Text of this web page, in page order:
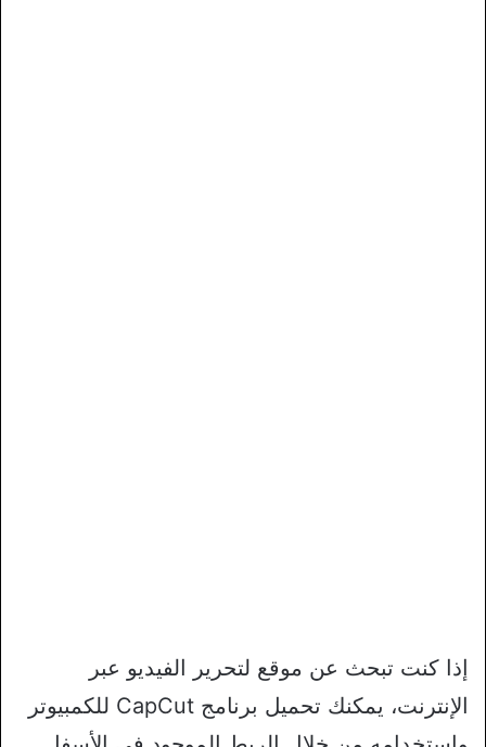
إذا كنت تبحث عن موقع لتحرير الفيديو عبر
الإنترنت، يمكنك تحميل برنامج CapCut للكمبيوتر